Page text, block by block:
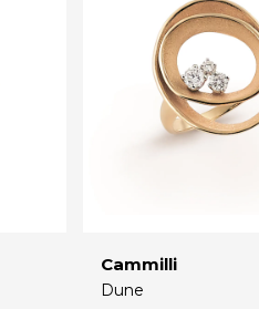
Cammilli
Dune